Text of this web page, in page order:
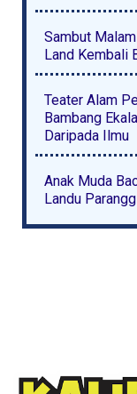
Sambut
Land Kembali
Teater Alam
Bambang
Daripada Ilmu
Anak Muda
Landu